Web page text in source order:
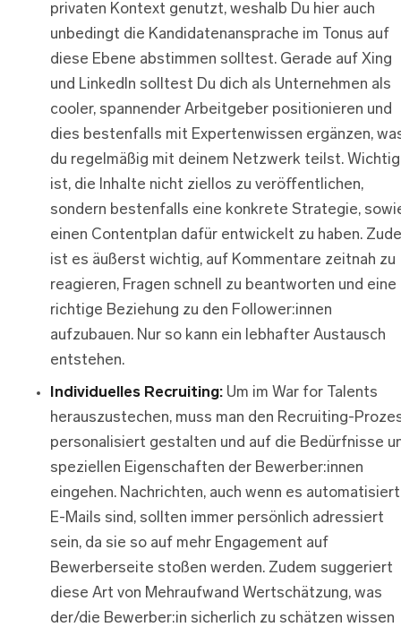
privaten Kontext genutzt, weshalb Du hier auch
unbedingt die Kandidatenansprache im Tonus auf
diese Ebene abstimmen solltest. Gerade auf Xing
und LinkedIn solltest Du dich als Unternehmen als
cooler, spannender Arbeitgeber positionieren und
dies bestenfalls mit Expertenwissen ergänzen,
du regelmäßig mit deinem Netzwerk teilst. Wichtig
ist, die Inhalte nicht ziellos zu veröffentlichen,
sondern bestenfalls eine konkrete Strategie,
einen Contentplan dafür entwickelt zu haben.
ist es äußerst wichtig, auf Kommentare zeitnah zu
reagieren, Fragen schnell zu beantworten und eine
richtige Beziehung zu den Follower:innen
aufzubauen. Nur so kann ein lebhafter Austausch
entstehen.
Individuelles Recruiting: Um im War for Talents
herauszustechen, muss man den Recruiting-
personalisiert gestalten und auf die Bedürfnisse
speziellen Eigenschaften der Bewerber:innen
eingehen. Nachrichten, auch wenn es
E-Mails sind, sollten immer persönlich adressiert
sein, da sie so auf mehr Engagement auf
Bewerberseite stoßen werden. Zudem suggeriert
diese Art von Mehraufwand Wertschätzung, was
der/die Bewerber:in sicherlich zu schätzen wissen